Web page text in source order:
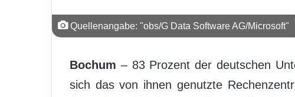
Quellenangabe: "obs/G Data Software AG/Microsoft"
Bochum – 83 Prozent der deutschen
sich das von ihnen genutzte